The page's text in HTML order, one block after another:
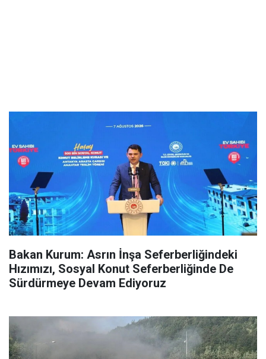
Bakan Kurum: Asrın İnşa Seferberliğindeki
Hızımızı, Sosyal Konut Seferberliğinde De
Sürdürmeye Devam Ediyoruz